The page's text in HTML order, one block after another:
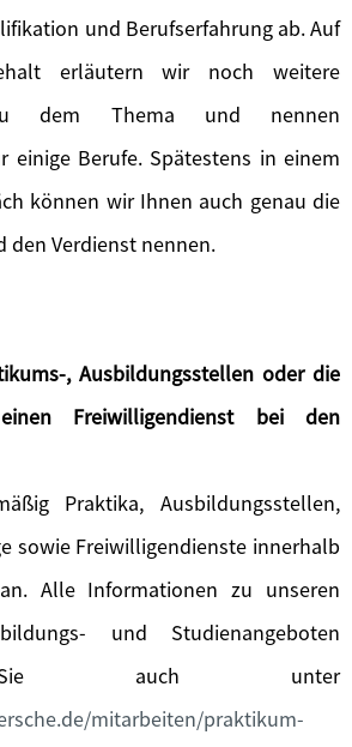
und Berufserfahrung ab. Auf
erläutern wir noch weitere
dem Thema und nennen
einige Berufe. Spätestens in einem
können wir Ihnen auch genau die
den Verdienst nennen.
, Ausbildungsstellen oder die
Freiwilligendienst bei den
Praktika, Ausbildungsstellen,
sowie Freiwilligendienste innerhalb
Alle Informationen zu unseren
und Studienangeboten
auch unter
mitarbeiten/praktikum-